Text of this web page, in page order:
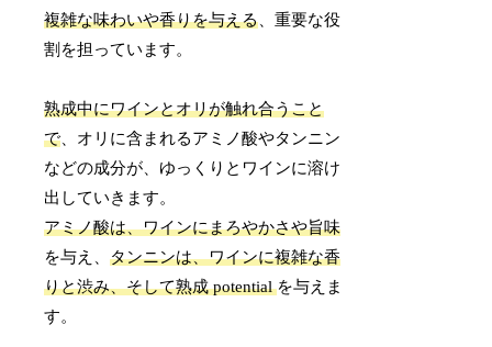
複雑な味わいや香りを与える 、重要な役
割を担っています。
熟成中にワインとオリが触れ合うこと
で 、オリに含まれるアミノ酸やタンニン
などの成分が、ゆっくりとワインに溶け
出していきます。
アミノ酸は、ワインにまろやかさや旨味
を与え、タンニンは、ワインに複雑な香
りと渋み、そして熟成 potentialを与えま
す。